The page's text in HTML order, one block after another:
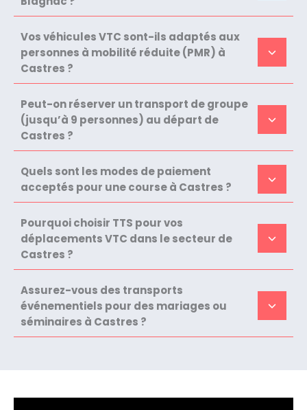
Vos véhicules VTC sont-ils adaptés aux
personnes à mobilité réduite (PMR) à
Castres ?
Peut-on réserver un transport de groupe
(jusqu’à 9 personnes) au départ de
Castres ?
Quels sont les modes de paiement
acceptés pour une course à Castres ?
Pourquoi choisir TTS pour vos
déplacements VTC dans le secteur de
Castres ?
Assurez-vous des transports
événementiels pour des mariages ou
séminaires à Castres ?